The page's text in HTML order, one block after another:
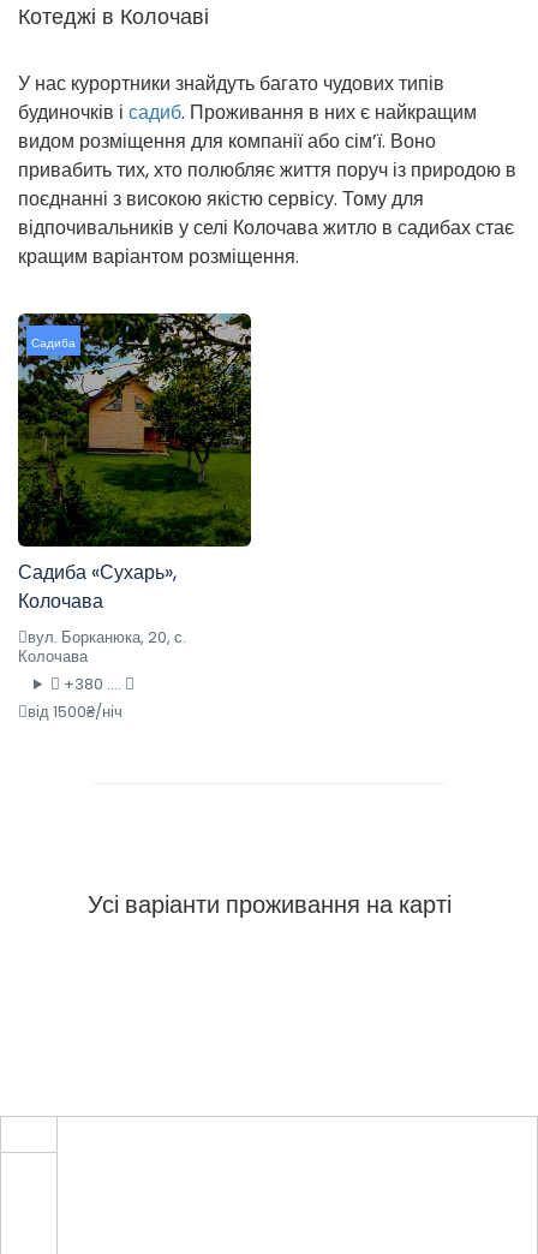
Котеджі в Колочаві
У нас курортники знайдуть багато чудових типів
будиночків і садиб. Проживання в них є найкращим
видом розміщення для компанії або сім’ї. Воно
привабить тих, хто полюбляє життя поруч із природою в
поєднанні з високою якістю сервісу. Тому для
відпочивальників у селі Колочава житло в садибах стає
кращим варіантом розміщення.
Садиба
Садиба «Сухарь»,
Колочава
вул. Борканюка, 20, с.
Колочава
+380 ....
від 1500₴/ніч
Усі варіанти проживання на карті